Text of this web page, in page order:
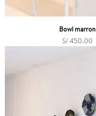
Bowl marron
Precio
S/ 450.00